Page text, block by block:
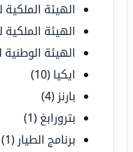
الهيئة الملكية
الهيئة
الهيئة الوطنية
ايكيا (10)
بارنز (4)
بترورابغ (1)
برنامج الطيار (1)